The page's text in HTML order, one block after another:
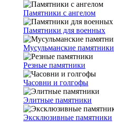
Памятники с ангелом
Памятники для военных
Мусульманские памятники
Резные памятники
Часовни и голгофы
Элитные памятники
Эксклюзивные памятники